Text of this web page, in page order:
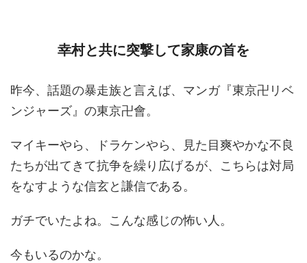
幸村と共に突撃して家康の首を
昨今、話題の暴走族と言えば、マンガ『東京卍リベ
ンジャーズ』の東京卍會。
マイキーやら、ドラケンやら、見た目爽やかな不良
たちが出てきて抗争を繰り広げるが、こちらは対局
をなすような信玄と謙信である。
ガチでいたよね。こんな感じの怖い人。
今もいるのかな。